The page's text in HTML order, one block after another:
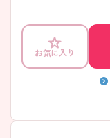
お気に入り